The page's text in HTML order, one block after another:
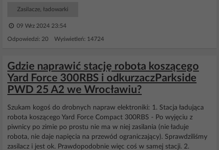
Zasilacze, ładowarki
09 Wrz 2024 23:54
Odpowiedzi: 20 Wyświetleń: 14724
Gdzie naprawić stację robota koszącego
Yard Force 300RBS i odkurzaczParkside
PWD 25 A2 we Wrocławiu?
Szukam kogoś do drobnych napraw elektroniki: 1. Stacja ładująca
robota koszącego Yard Force Compact 300RBS - Po wyjęciu z
piwnicy po zimie po prostu nie ma w niej zasilania (nie ładuje
robota, nie daje napięcia na przewód ograniczający). Sprawdziliśmy
zasilacz i jest ok. Prawdopodobnie więc coś w samej stacji. 2.